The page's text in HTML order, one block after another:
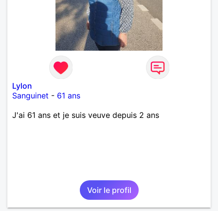
Lylon
Sanguinet - 61 ans
J'ai 61 ans et je suis veuve depuis 2 ans
Voir le profil